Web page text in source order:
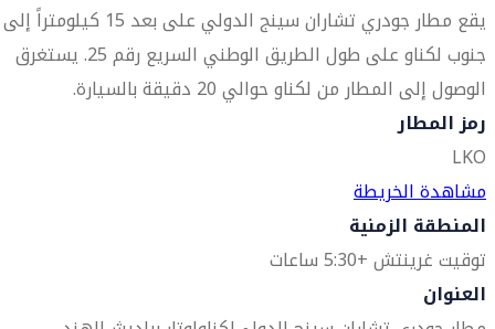
يقع مطار جودري تشاران سينج الدولي على بعد 15 كيلومتراً إلى
جنوب لكناو على طول الطريق الوطني السريع رقم 25. يستغرق
الوصول إلى المطار من لكناو حوالي 20 دقيقة بالسيارة.
رمز المطار
LKO
مشاهدة الخريطة
المنطقة الزمنية
توقيت غرينتش +5:30 ساعات
العنوان